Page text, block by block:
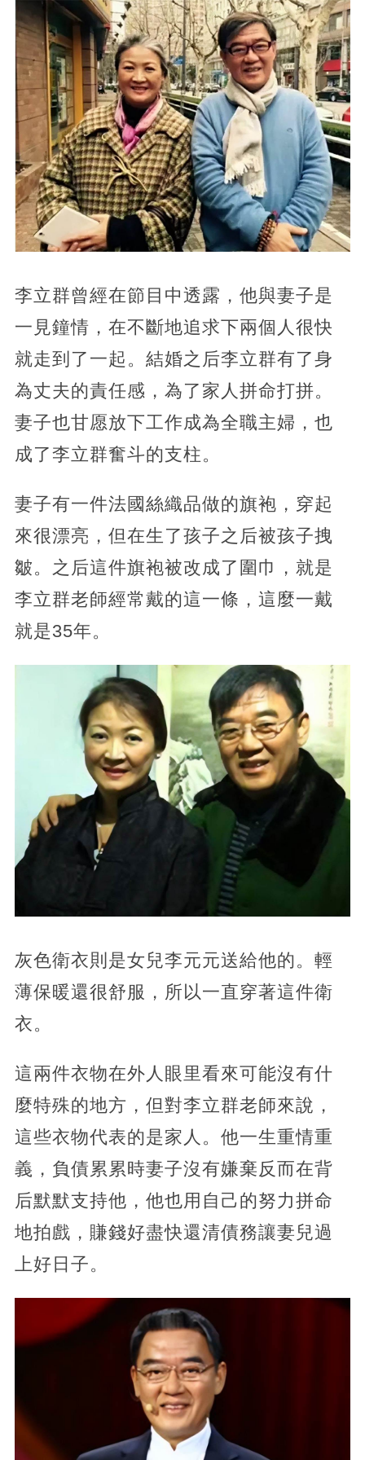
李立群曾經在節目中透露，他與妻子是
一見鐘情，在不斷地追求下兩個人很快
就走到了一起。結婚之后李立群有了身
為丈夫的責任感，為了家人拼命打拼。
妻子也甘愿放下工作成為全職主婦，也
成了李立群奮斗的支柱。
妻子有一件法國絲織品做的旗袍，穿起
來很漂亮，但在生了孩子之后被孩子拽
皺。之后這件旗袍被改成了圍巾，就是
李立群老師經常戴的這一條，這麼一戴
就是35年。
灰色衛衣則是女兒李元元送給他的。輕
薄保暖還很舒服，所以一直穿著這件衛
衣。
這兩件衣物在外人眼里看來可能沒有什
麼特殊的地方，但對李立群老師來說，
這些衣物代表的是家人。他一生重情重
義，負債累累時妻子沒有嫌棄反而在背
后默默支持他，他也用自己的努力拼命
地拍戲，賺錢好盡快還清債務讓妻兒過
上好日子。